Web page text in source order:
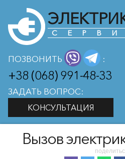
ЗАДАТЬ ВОПРОС:
КОНСУЛЬТАЦИЯ
ПОЗВОНИТЬ :
+38 (068) 991-48-33
Вызов